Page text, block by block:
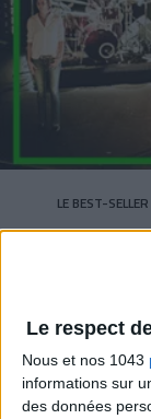
Le respect
Nous et nos 1043
informations sur
des données
LE BEST-